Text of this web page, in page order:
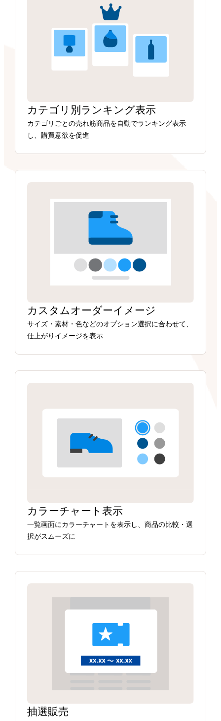
カテゴリ別ランキング表示
カテゴリごとの売れ筋商品を自動でランキング表示
し、購買意欲を促進
カスタムオーダーイメージ
サイズ・素材・色などのオプション選択に合わせて、
仕上がりイメージを表示
カラーチャート表示
一覧画面にカラーチャートを表示し、商品の比較・選
択がスムーズに
抽選販売